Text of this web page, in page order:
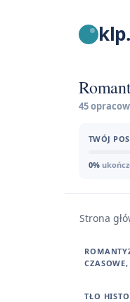
45
TWÓJ
0%
Strona
TŁO